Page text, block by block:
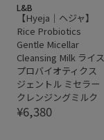
L&B
【Hyeja｜ヘジャ】
Rice Probiotics
Gentle Micellar
Cleansing Milk ライス
プロバイオティクス
ジェントル ミセラー
クレンジングミルク
¥6,380